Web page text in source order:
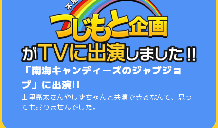
「南海キャンディーズのジャブジョ
ブ」に出演!!
山里亮太さんやしずちゃんと共演できるなんて、思っ
てもおりませんでした。